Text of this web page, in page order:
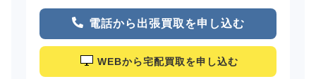
電話から出張買取を申し込む
WEBから宅配買取を申し込む